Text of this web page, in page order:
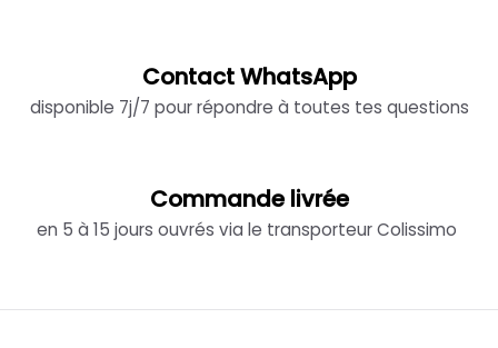
Contact WhatsApp
disponible 7j/7 pour répondre à toutes tes questions
Commande livrée
en 5 à 15 jours ouvrés via le transporteur Colissimo